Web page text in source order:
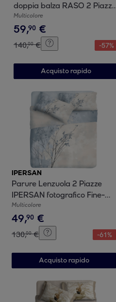
doppia balza RASO 2 Piazze
Bordo RASO Grigio
SC/Bianco fondo Grigio
Multicolore
59,90 €
140,00 € -57%
Acquisto rapido
IPERSAN
Parure Lenzuola 2 Piazze
IPERSAN fotografico Fine-
Art Contrasto
Multicolore
49,90 €
130,00 € -61%
Acquisto rapido